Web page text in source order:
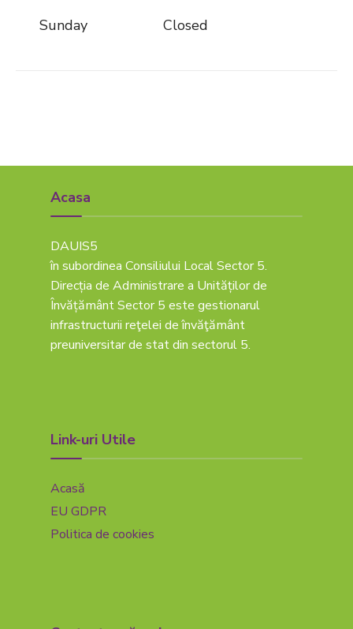
Sunday Closed
Acasa
DAUIS5
în subordinea Consiliului Local Sector 5.
Direcția de Administrare a Unităților de
Învățământ Sector 5 este gestionarul
infrastructurii reţelei de învăţământ
preuniversitar de stat din sectorul 5.
Link-uri Utile
Acasă
EU GDPR
Politica de cookies